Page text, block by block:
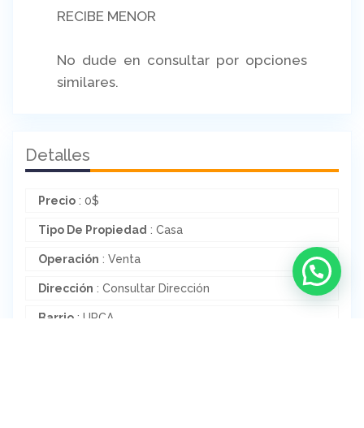
RECIBE MENOR
No dude en consultar por opciones
similares.
Detalles
Precio : 0$
Tipo De Propiedad : Casa
Operación : Venta
Dirección : Consultar Dirección
Barrio : URCA